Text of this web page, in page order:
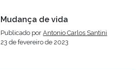
Mudança de vida
Publicado porAntonio Carlos Santini
23 de fevereiro de 2023